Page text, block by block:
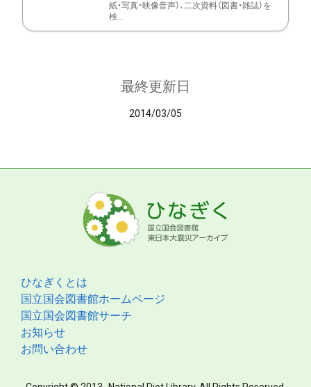
紙・写真・映像音声）、二次資料（図書・雑誌）を
検...
最終更新日
2014/03/05
ひなぎくとは
国立国会図書館ホームページ
国立国会図書館サーチ
お知らせ
お問い合わせ